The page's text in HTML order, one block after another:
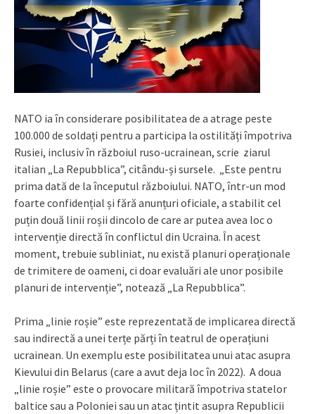
NATO ia în considerare posibilitatea de a atrage peste
100.000 de soldați pentru a participa la ostilități împotriva
Rusiei, inclusiv în războiul ruso-ucrainean, scrie ziarul
italian „La Repubblica”, citându-și sursele. „Este pentru
prima dată de la începutul războiului. NATO, într-un mod
foarte confidențial și fără anunțuri oficiale, a stabilit cel
puțin două linii roșii dincolo de care ar putea avea loc o
intervenție directă în conflictul din Ucraina. În acest
moment, trebuie subliniat, nu există planuri operaționale
de trimitere de oameni, ci doar evaluări ale unor posibile
planuri de intervenție”, notează „La Repubblica”.
Prima „linie roșie” este reprezentată de implicarea directă
sau indirectă a unei terțe părți în teatrul de operațiuni
ucrainean. Un exemplu este posibilitatea unui atac asupra
Kievului din Belarus (care a avut deja loc în 2022). A doua
„linie roșie” este o provocare militară împotriva statelor
baltice sau a Poloniei sau un atac țintit asupra Republicii